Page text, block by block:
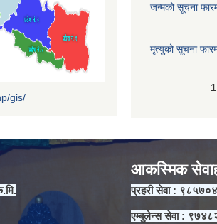
gis/
जन्मको सूचना
मृत्युको सूचना
आकस्मिक
प्रहरी सेवा :
एम्बुलेन्स सेवा :